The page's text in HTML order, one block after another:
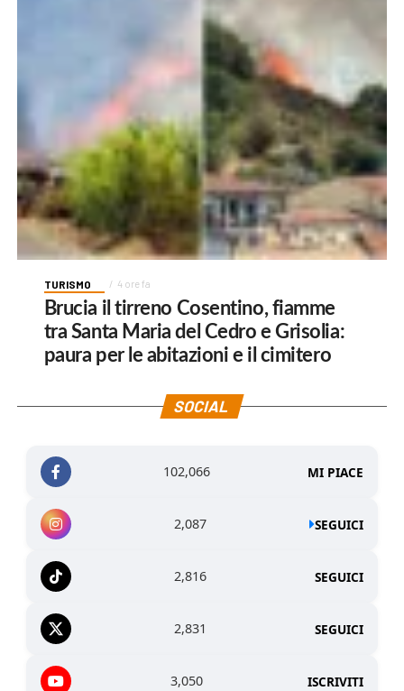
TURISMO 4 ore fa
Brucia il tirreno Cosentino, fiamme
tra Santa Maria del Cedro e Grisolia:
paura per le abitazioni e il cimitero
SOCIAL
102,066 MI PIACE
2,087 SEGUICI
2,816 SEGUICI
2,831 SEGUICI
3,050 ISCRIVITI